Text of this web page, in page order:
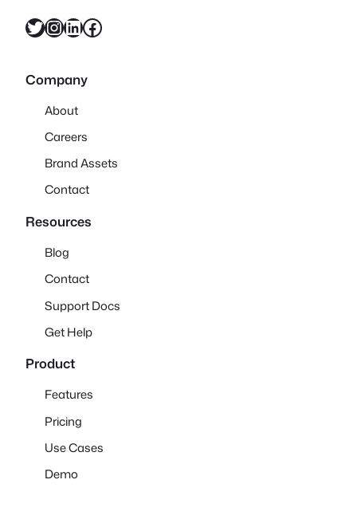
X InstagramLinkedIn Facebook
Company
About
Careers
Brand Assets
Contact
Resources
Blog
Contact
Support Docs
Get Help
Product
Features
Pricing
Use Cases
Demo